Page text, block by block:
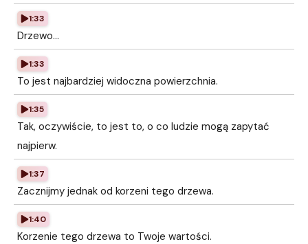
1:33
Drzewo...
1:33
To jest najbardziej widoczna powierzchnia.
1:35
Tak, oczywiście, to jest to, o co ludzie mogą zapytać
najpierw.
1:37
Zacznijmy jednak od korzeni tego drzewa.
1:40
Korzenie tego drzewa to Twoje wartości.